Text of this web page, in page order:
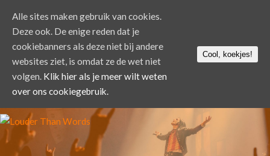
Alle sites maken gebruik van cookies.
Deze ook. De enige reden dat je
cookiebanners als deze niet bij andere
websites ziet, is omdat ze de wet niet
volgen. Klik hier als je meer wilt weten
over ons cookiegebruik.
Cool, koekjes!